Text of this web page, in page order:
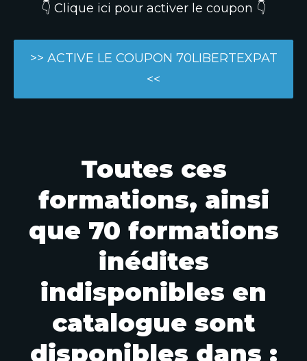
👇 Clique ici pour activer le coupon 👇
>> ACTIVE LE COUPON 70LIBERTEXPAT
<<
Toutes ces
formations, ainsi
que 70 formations
inédites
indisponibles en
catalogue sont
disponibles dans :